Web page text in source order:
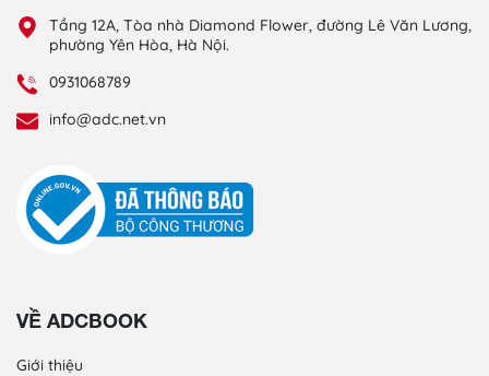
Tầng 12A, Tòa nhà Diamond Flower, đường Lê Văn Lương,
phường Yên Hòa, Hà Nội.
0931068789
info@adc.net.vn
VỀ ADCBOOK
Giới thiệu